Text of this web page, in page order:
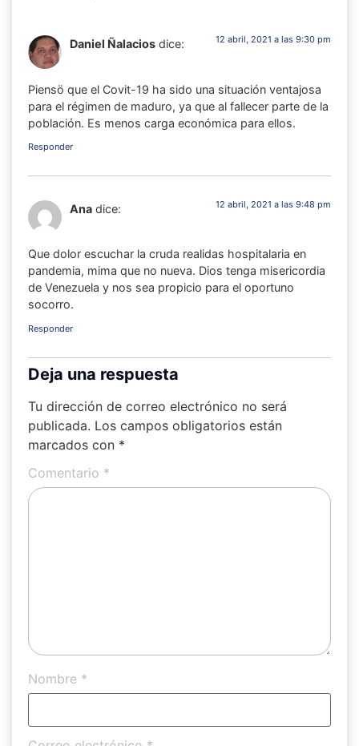
Daniel Ñalacios dice: 12 abril, 2021 a las 9:30 pm
Piensö que el Covit-19 ha sido una situación ventajosa
para el régimen de maduro, ya que al fallecer parte de la
población. Es menos carga económica para ellos.
Responder
Ana dice: 12 abril, 2021 a las 9:48 pm
Que dolor escuchar la cruda realidas hospitalaria en
pandemia, mima que no nueva. Dios tenga misericordia
de Venezuela y nos sea propicio para el oportuno
socorro.
Responder
Deja una respuesta
Tu dirección de correo electrónico no será
publicada. Los campos obligatorios están
marcados con *
Comentario *
Nombre *